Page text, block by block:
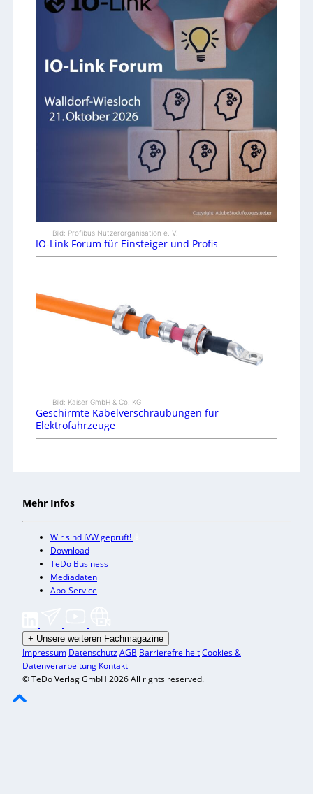
Bild: Profibus Nutzerorganisation e. V.
IO-Link Forum für Einsteiger und Profis
Bild: Kaiser GmbH & Co. KG
Geschirmte Kabelverschraubungen für
Elektrofahrzeuge
Mehr Infos
Wir sind IVW geprüft!
Download
TeDo Business
Mediadaten
Abo-Service
+ Unsere weiteren Fachmagazine
Impressum DatenschutzAGB BarrierefreiheitCookies &
Datenverarbeitung Kontakt
© TeDo Verlag GmbH 2026 All rights reserved.